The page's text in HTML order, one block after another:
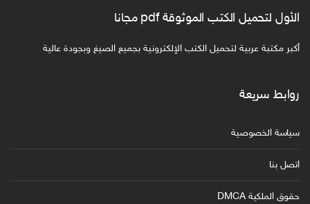
الأول لتحميل الكتب الموثوقة pdf مجانا
أكبر مكتبة عربية لتحميل الكتب الإلكترونية بجميع الصيغ وبجودة عالية
روابط سريعة
سياسة الخصوصية
اتصل بنا
حقوق الملكية DMCA